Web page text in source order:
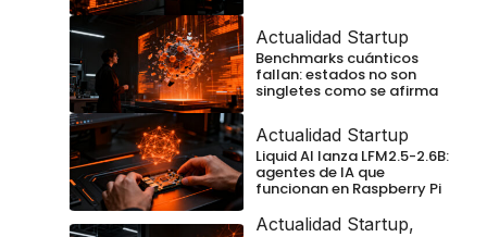
Actualidad Startup
Benchmarks cuánticos
fallan: estados no son
singletes como se afirma
Actualidad Startup
Liquid AI lanza LFM2.5-2.6B:
agentes de IA que
funcionan en Raspberry Pi
Actualidad Startup,